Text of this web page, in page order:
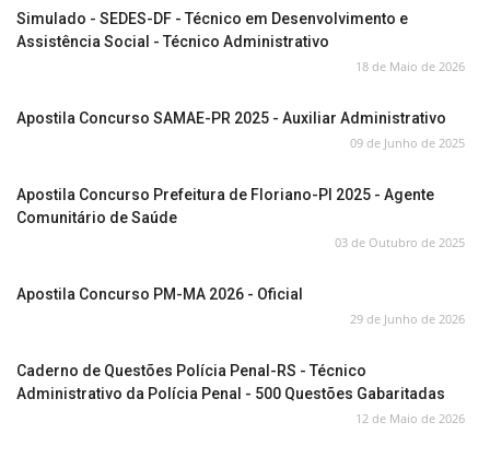
Simulado - SEDES-DF - Técnico em Desenvolvimento e
Assistência Social - Técnico Administrativo
18 de Maio de 2026
Apostila Concurso SAMAE-PR 2025 - Auxiliar Administrativo
09 de Junho de 2025
Apostila Concurso Prefeitura de Floriano-PI 2025 - Agente
Comunitário de Saúde
03 de Outubro de 2025
Apostila Concurso PM-MA 2026 - Oficial
29 de Junho de 2026
Caderno de Questões Polícia Penal-RS - Técnico
Administrativo da Polícia Penal - 500 Questões Gabaritadas
12 de Maio de 2026